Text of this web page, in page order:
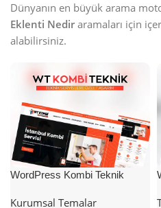
Dünyanın en büyük arama
Eklenti Nedir aramaları için
alabilirsiniz.
WordPress Kombi Teknik
Kurumsal Temalar